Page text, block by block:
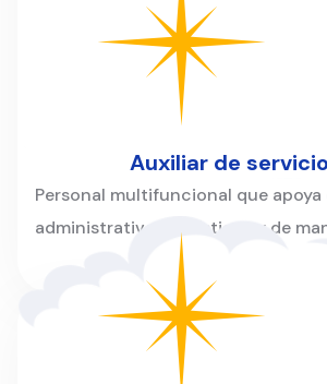
Auxiliar de
Personal multifuncional que apoya
administrativas, logísticas y de